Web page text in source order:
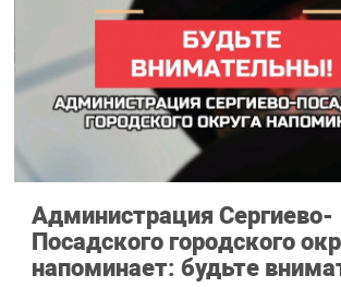
Администрация Сергиево-
Посадского городского
напоминает: будьте